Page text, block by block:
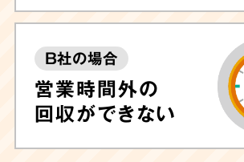
B社の場合
営業時間外の
回収ができない